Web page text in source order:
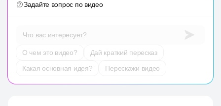
Задайте вопрос по видео
Что вас интересует?
О чем это видео?
Дай краткий пересказ
Какая основная идея?
Перескажи видео